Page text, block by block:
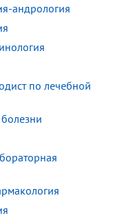
андрология
по лечебной